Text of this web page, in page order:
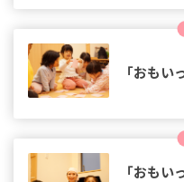
日々の遊びや学びの中で
自己表現力を引き出し、
き抜く力」を育みます
「おもい
東京学芸大学・立正大学
子どもたちの「自ら考え
とする原動力」を、幼児
「おもい